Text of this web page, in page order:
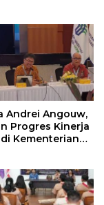
Andrei Angouw,
Progres Kinerja
Kementerian